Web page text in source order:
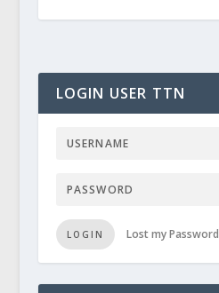
LOGIN USER TTN
LOGIN Lost my Password